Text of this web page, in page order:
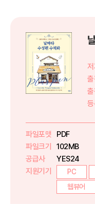
파일포맷
PDF
파일크기
102MB
공급사
YES24
지원기기
PC
웹뷰어